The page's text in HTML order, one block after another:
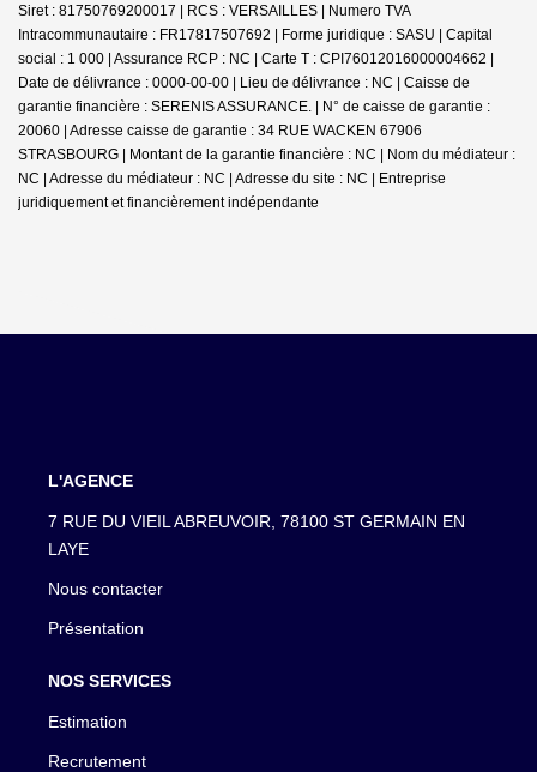
Siret : 81750769200017 | RCS : VERSAILLES | Numero TVA
Intracommunautaire : FR17817507692 | Forme juridique : SASU | Capital
social : 1 000 | Assurance RCP : NC | Carte T : CPI76012016000004662 |
Date de délivrance : 0000-00-00 | Lieu de délivrance : NC | Caisse de
garantie financière : SERENIS ASSURANCE. | N° de caisse de garantie :
20060 | Adresse caisse de garantie : 34 RUE WACKEN 67906
STRASBOURG | Montant de la garantie financière : NC | Nom du médiateur :
NC | Adresse du médiateur : NC | Adresse du site : NC | Entreprise
juridiquement et financièrement indépendante
L'AGENCE
7 RUE DU VIEIL ABREUVOIR, 78100 ST GERMAIN EN
LAYE
Nous contacter
Présentation
NOS SERVICES
Estimation
Recrutement